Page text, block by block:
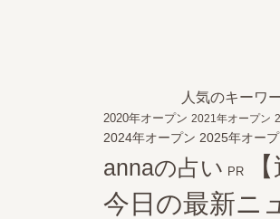
人気のキーワ
2020年オープン 2021年オープン
2024年オープン 2025年オー
annaの占い PR
今日の最新ニ